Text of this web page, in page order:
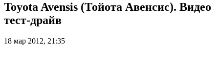
Toyota Avensis (Тойота Авенсис). Видео
тест-драйв
18 мар 2012, 21:35